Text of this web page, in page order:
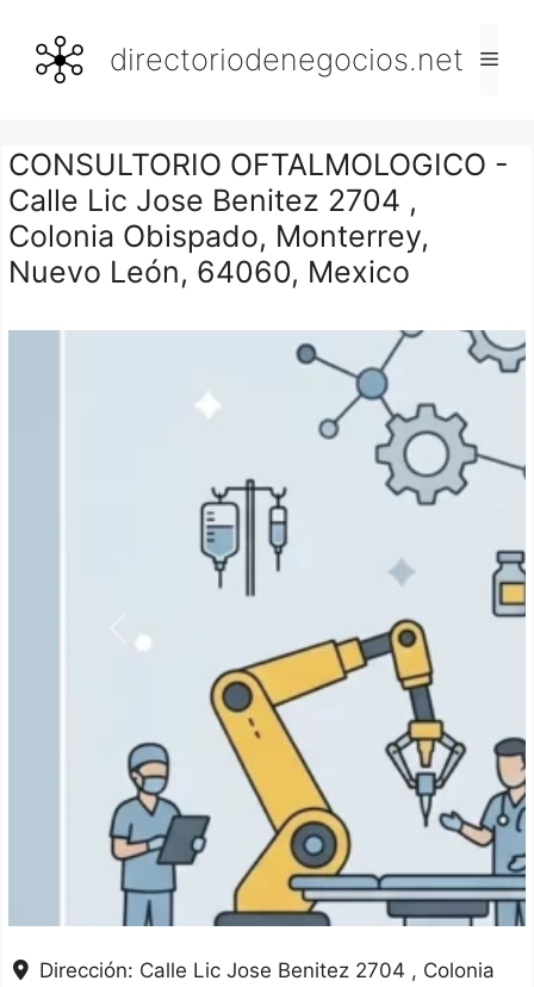
contenido
directoriodenegocios.net
CONSULTORIO OFTALMOLOGICO -
Calle Lic Jose Benitez 2704 ,
Colonia Obispado, Monterrey,
Nuevo León, 64060, Mexico
Anterior
Dirección: Calle Lic Jose Benitez 2704 , Colonia